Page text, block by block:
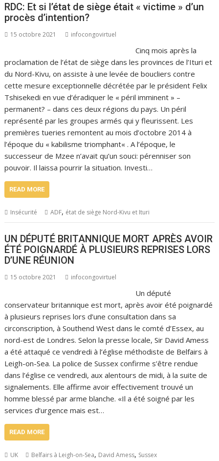
RDC: Et si l’état de siège était « victime » d’un
procès d’intention?
15 octobre 2021 infocongovirtuel
Cinq mois après la
proclamation de l’état de siège dans les provinces de l’Ituri et
du Nord-Kivu, on assiste à une levée de boucliers contre
cette mesure exceptionnelle décrétée par le président Felix
Tshisekedi en vue d’éradiquer le « péril imminent » –
permanent? – dans ces deux régions du pays. Un péril
représenté par les groupes armés qui y fleurissent. Les
premières tueries remontent au mois d’octobre 2014 à
l’époque du « kabilisme triomphant« . A l’époque, le
successeur de Mzee n’avait qu’un souci: pérenniser son
pouvoir. Il laissa pourrir la situation. Investi…
READ MORE
Insécurité ADF, état de siège Nord-Kivu et Ituri
UN DÉPUTÉ BRITANNIQUE MORT APRÈS AVOIR
ÉTÉ POIGNARDÉ À PLUSIEURS REPRISES LORS
D’UNE RÉUNION
15 octobre 2021 infocongovirtuel
Un député
conservateur britannique est mort, après avoir été poignardé
à plusieurs reprises lors d’une consultation dans sa
circonscription, à Southend West dans le comté d’Essex, au
nord-est de Londres. Selon la presse locale, Sir David Amess
a été attaqué ce vendredi à l’église méthodiste de Belfairs à
Leigh-on-Sea. La police de Sussex confirme s’être rendue
dans l’église ce vendredi, aux alentours de midi, à la suite de
signalements. Elle affirme avoir effectivement trouvé un
homme blessé par arme blanche. «Il a été soigné par les
services d’urgence mais est…
READ MORE
UK Belfairs à Leigh-on-Sea, David Amess, Sussex